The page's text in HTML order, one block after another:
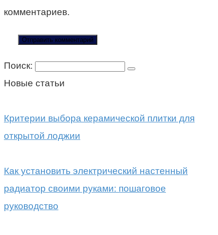
комментариев.
Поиск:
Новые статьи
Критерии выбора керамической плитки для
открытой лоджии
Как установить электрический настенный
радиатор своими руками: пошаговое
руководство